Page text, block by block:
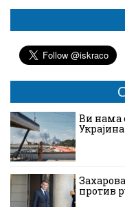
Ви нама
против